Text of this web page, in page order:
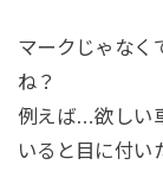
マークじゃなく
ね？
例えば…欲しい
いると目に付い